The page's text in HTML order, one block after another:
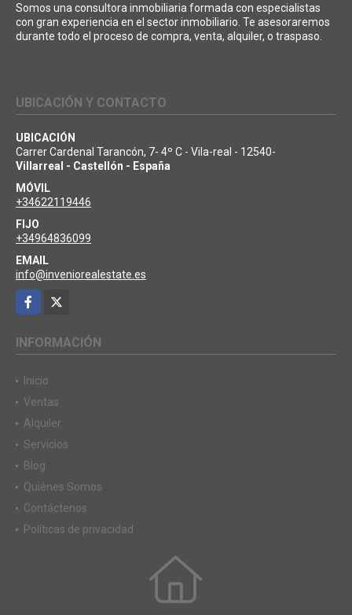
Somos una consultora inmobiliaria formada con especialistas
con gran experiencia en el sector inmobiliario. Te asesoraremos
durante todo el proceso de compra, venta, alquiler, o traspaso.
UBICACIÓN Y CONTACTO
UBICACIÓN
Carrer Cardenal Tarancón, 7- 4º C - Vila-real - 12540-
Villarreal - Castellón - España
MÓVIL
+34622119446
FIJO
+34964836099
EMAIL
info@inveniorealestate.es
Facebook
INFORMACIÓN
Inicio
Ventas
Alquiler
Servicios
Blog
Quiénes Somos
Contáctenos
Políticas de privacidad